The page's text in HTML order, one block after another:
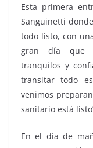
Esta primera
Sanguinetti
todo listo, con
gran día que
tranquilos y
transitar todo
venimos
sanitario está
En el día de